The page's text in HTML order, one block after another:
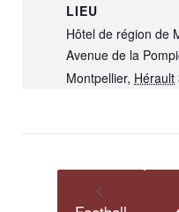
LIEU
Hôtel de région de
Avenue de la
Montpellier, Hérault